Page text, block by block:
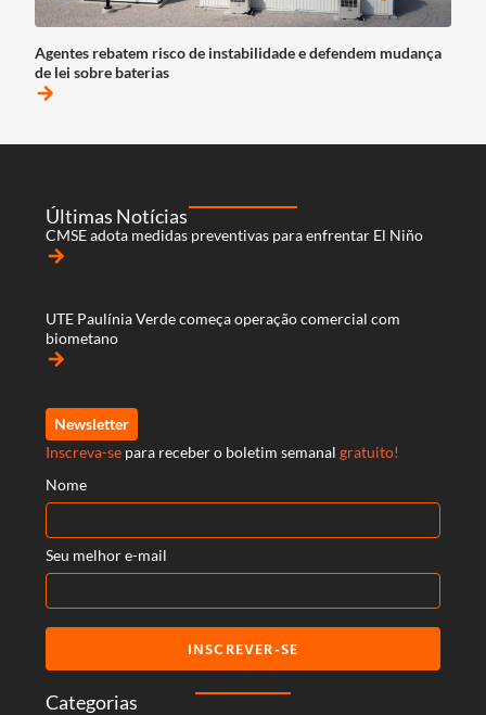
Agentes rebatem risco de instabilidade e defendem mudança
de lei sobre baterias
arrow_forward
Categorias
Últimas Notícias
CMSE adota medidas preventivas para enfrentar El Niño
arrow_forward
UTE Paulínia Verde começa operação comercial com
biometano
arrow_forward
Newsletter
Inscreva-se para receber o boletim semanal gratuito!
Nome
Seu melhor e-mail
INSCREVER-SE